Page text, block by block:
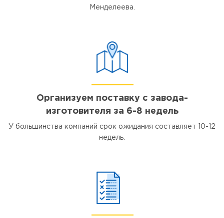
Менделеева.
Организуем поставку с завода-
изготовителя за 6-8 недель
У большинства компаний срок ожидания составляет 10-12
недель.